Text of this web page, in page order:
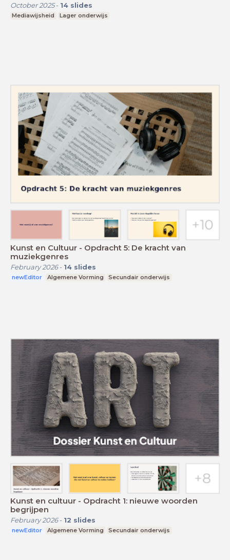
October 2025- 14 slides
Mediawijsheid Lager onderwijs
Kunst en Cultuur - Opdracht 5: De kracht van
muziekgenres
February 2026- 14 slides
newEditor Algemene Vorming Secundair onderwijs
Kunst en cultuur - Opdracht 1: nieuwe woorden
begrijpen
February 2026- 12 slides
newEditor Algemene Vorming Secundair onderwijs